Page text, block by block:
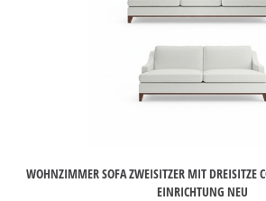
WOHNZIMMER SOFA ZWEISITZER MIT DREISITZE
INRICHTUNG NEU